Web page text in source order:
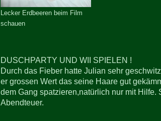
Lecker Erdbeeren beim Film
schauen
DUSCHPARTY UND WII SPIELEN !
Durch das Fieber hatte Julian sehr
er grossen Wert das seine Haare gut
dem Gang spatzieren,natürlich nur mit Hilfe.
Abendteuer.